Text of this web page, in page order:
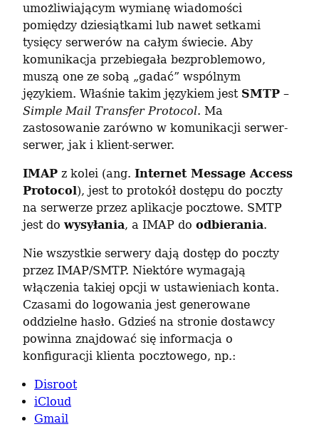
umożliwiającym wymianę wiadomości
pomiędzy dziesiątkami lub nawet setkami
tysięcy serwerów na całym świecie. Aby
komunikacja przebiegała bezproblemowo,
muszą one ze sobą „gadać” wspólnym
językiem. Właśnie takim językiem jest SMTP
Simple Mail Transfer Protocol. Ma
zastosowanie zarówno w komunikacji serwer-
serwer, jak i klient-serwer.
IMAP z kolei (ang. Internet Message Access
Protocol), jest to protokół dostępu do poczty
na serwerze przez aplikacje pocztowe. SMTP
jest do wysyłania, a IMAP do odbierania.
Nie wszystkie serwery dają dostęp do poczty
przez IMAP/SMTP. Niektóre wymagają
włączenia takiej opcji w ustawieniach konta.
Czasami do logowania jest generowane
oddzielne hasło. Gdzieś na stronie dostawcy
powinna znajdować się informacja o
konfiguracji klienta pocztowego, np.:
Disroot
iCloud
Gmail